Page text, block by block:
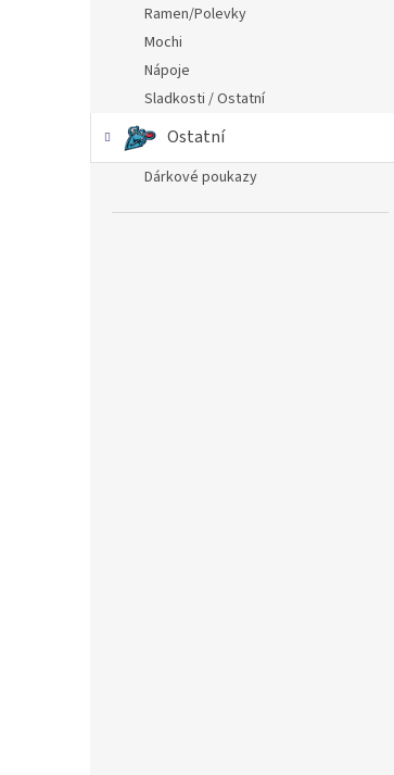
Ramen/Polevky
Mochi
Nápoje
Sladkosti / Ostatní
Ostatní
Dárkové poukazy